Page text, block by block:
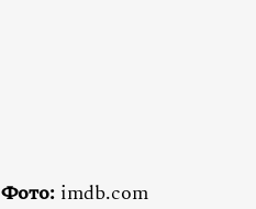
Фото:imdb.com